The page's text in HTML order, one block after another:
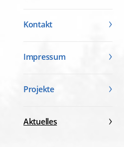
Kontakt
Impressum
Projekte
Aktuelles